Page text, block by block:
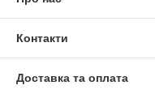
Контакти
Доставка та оплата